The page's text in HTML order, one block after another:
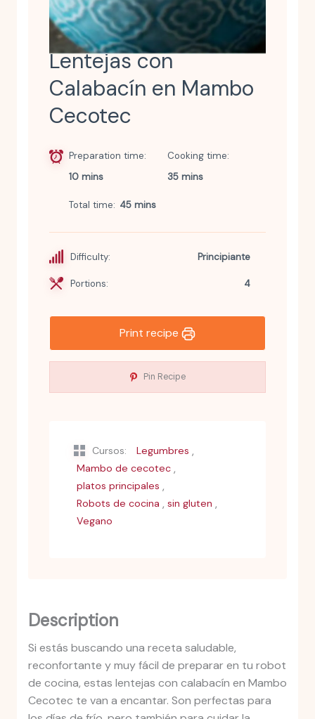
Lentejas con
Calabacín en Mambo
Cecotec
Preparation time
10 mins
Cooking time
35 mins
Total time 45 mins
Difficulty: Principiante
Portions: 4
Print recipe
Pin Recipe
Cursos: Legumbres ,
Mambo de cecotec ,
platos principales ,
Robots de cocina , sin gluten ,
Vegano
Description
Si estás buscando una receta saludable,
reconfortante y muy fácil de preparar en tu robot
de cocina, estas lentejas con calabacín en Mambo
Cecotec te van a encantar. Son perfectas para